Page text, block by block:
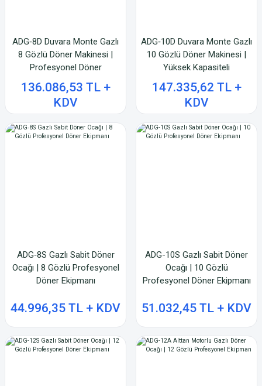
ADG‑8D Duvara Monte Gazlı
8 Gözlü Döner Makinesi |
Profesyonel Döner
Ekipmanları
136.086,53 TL +
KDV
ADG‑10D Duvara Monte Gazlı
10 Gözlü Döner Makinesi |
Yüksek Kapasiteli
Profesyonel Döner Ekipmanı
147.335,62 TL +
KDV
ADG‑8S Gazlı Sabit Döner
Ocağı | 8 Gözlü Profesyonel
Döner Ekipmanı
44.996,35 TL + KDV
ADG-10S Gazlı Sabit Döner
Ocağı | 10 Gözlü
Profesyonel Döner Ekipmanı
51.032,45 TL + KDV